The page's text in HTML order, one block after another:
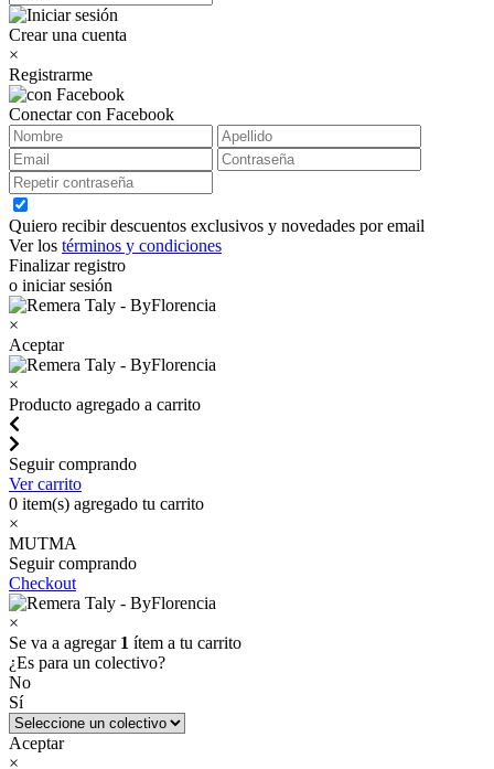
Crear una cuenta
×
Registrarme
Conectar con Facebook
Quiero recibir descuentos exclusivos y novedades por email
Ver los términos y condiciones
Finalizar registro
o iniciar sesión
×
Aceptar
×
Producto agregado a carrito
Seguir comprando
Ver carrito
0 item(s) agregado tu carrito
×
MUTMA
Seguir comprando
Checkout
×
Se va a agregar 1 ítem a tu carrito
¿Es para un colectivo?
No
Sí
Aceptar
×